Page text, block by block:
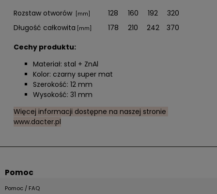
Rozstaw otworów
[mm] 128 160 192
320
Długość całkowita [mm] 178 210 242
370
Cechy produktu:
Materiał: stal + ZnAl
Kolor: czarny super mat
Szerokość: 12 mm
Wysokość: 31 mm
Więcej informacji dostępne na naszej stronie
www.dacter.pl
Pomoc
Pomoc / FAQ